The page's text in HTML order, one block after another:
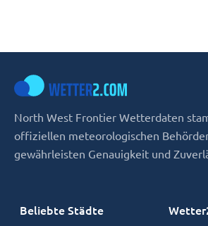
North West Frontier Wetterdaten
offiziellen meteorologischen
gewährleisten Genauigkeit und
Beliebte Städte